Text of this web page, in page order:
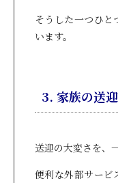
そうした一つひ
います。
3. 家族の送
送迎の大変さを、
便利な外部サービ